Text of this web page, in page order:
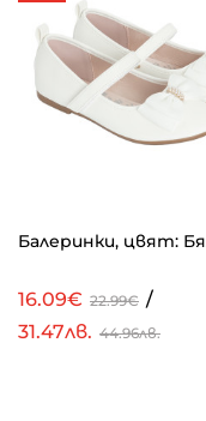
Балеринки, цвят:
16.09€ 22.99€ /
31.47лв. 44.96лв.